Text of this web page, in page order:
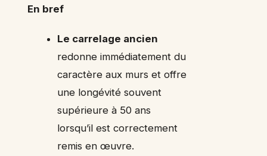
En bref
Le carrelage ancien
redonne immédiatement du
caractère aux murs et offre
une longévité souvent
supérieure à 50 ans
lorsqu’il est correctement
remis en œuvre.